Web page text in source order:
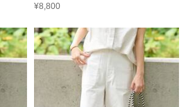
¥8,800